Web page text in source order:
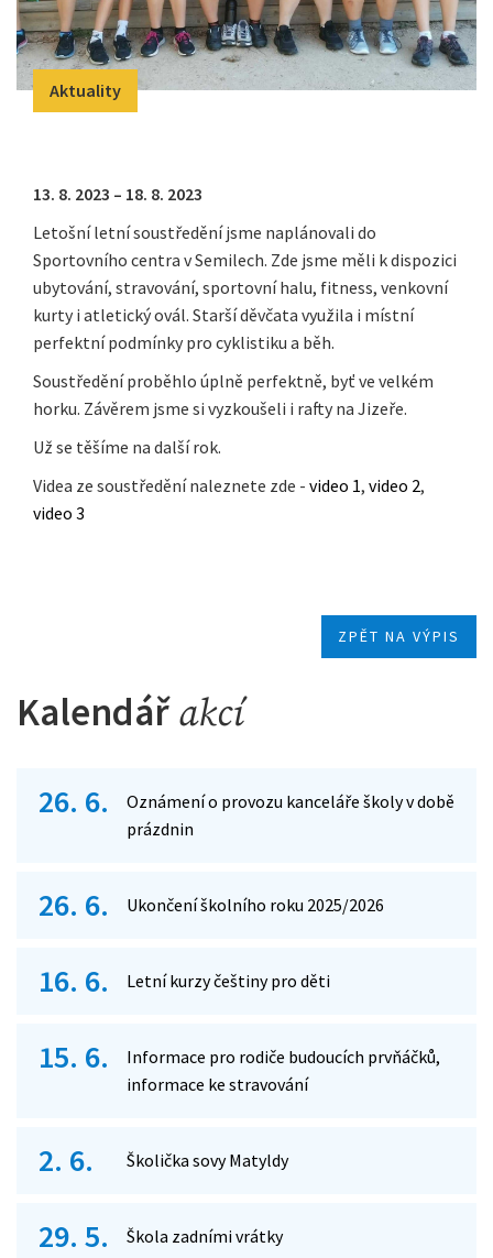
Aktuality
13. 8. 2023 – 18. 8. 2023
Letošní letní soustředění jsme naplánovali do
Sportovního centra v Semilech. Zde jsme měli k dispozici
ubytování, stravování, sportovní halu, fitness, venkovní
kurty i atletický ovál. Starší děvčata využila i místní
perfektní podmínky pro cyklistiku a běh.
Soustředění proběhlo úplně perfektně, byť ve velkém
horku. Závěrem jsme si vyzkoušeli i rafty na Jizeře.
Už se těšíme na další rok.
Videa ze soustředění naleznete zde - video 1, video 2,
video 3
ZPĚT NA VÝPIS
Kalendářakcí
26. 6.
Oznámení o provozu kanceláře školy v době
prázdnin
26. 6. Ukončení školního roku 2025/2026
16. 6. Letní kurzy češtiny pro děti
15. 6.
Informace pro rodiče budoucích prvňáčků,
informace ke stravování
2. 6. Školička sovy Matyldy
29. 5. Škola zadními vrátky